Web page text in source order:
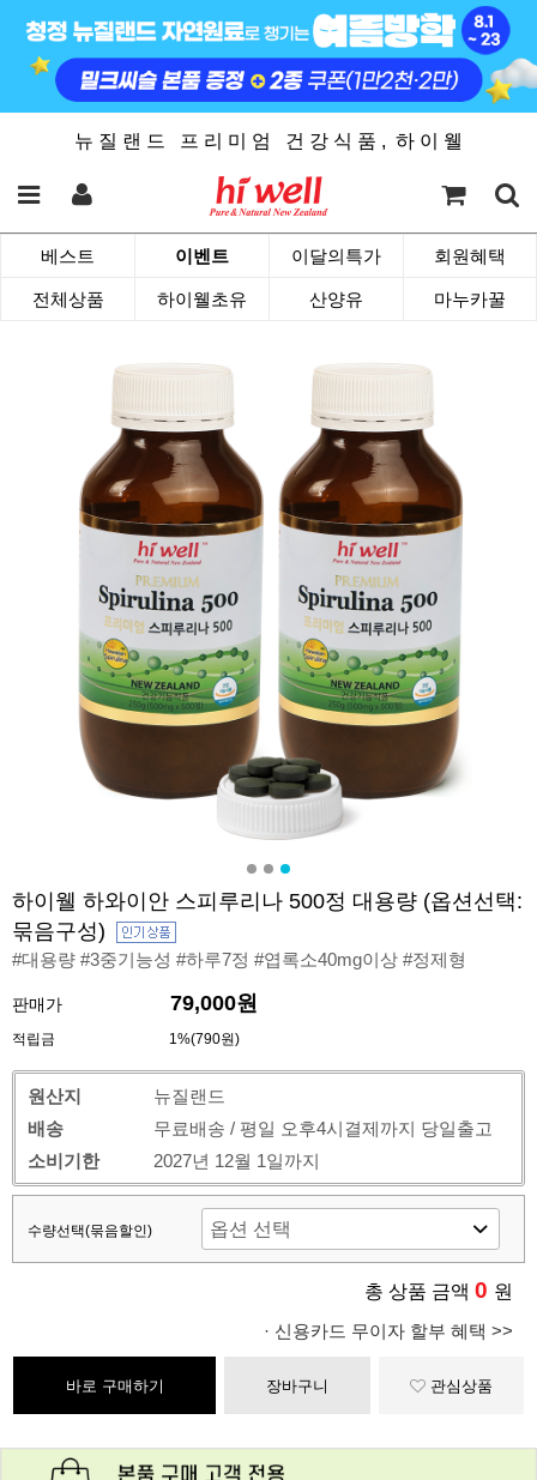
뉴 질 랜 드 프 리 미 엄 건 강 식 품 , 하 이 웰
베스트 이벤트 이달의특가 회원혜택
전체상품 하이웰초유 산양유 마누카꿀
하이웰 하와이안 스피루리나 500정 대용량 (옵션선택:
묶음구성)
#대용량 #3중기능성 #하루7정 #엽록소40mg이상 #정제형
판매가 79,000원
적립금 1%(790원)
원산지
뉴질랜드
배송
무료배송 / 평일 오후4시결제까지 당일출고
소비기한
2027년 12월 1일까지
수량선택(묶음할인)
총 상품 금액 0 원
· 신용카드 무이자 할부 혜택 >>
바로 구매하기 장바구니 관심상품